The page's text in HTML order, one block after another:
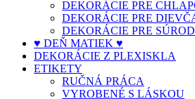
DEKORÁCIE PRE
DEKORÁCIE PRE
DEKORÁCIE PRE
♥ DEŇ MATIEK ♥
DEKORÁCIE Z PLEXISKLA
ETIKETY
RUČNÁ PRÁCA
VYROBENÉ S LÁSKOU